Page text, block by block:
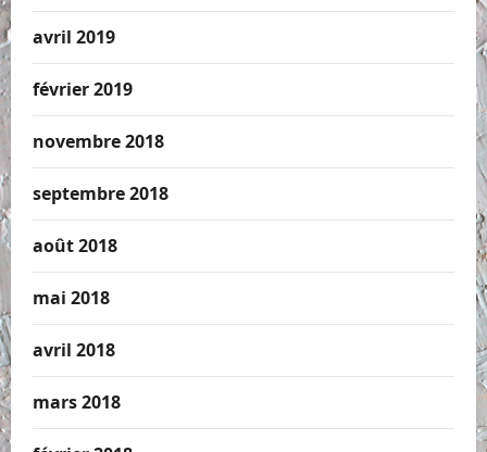
avril 2019
février 2019
novembre 2018
septembre 2018
août 2018
mai 2018
avril 2018
mars 2018